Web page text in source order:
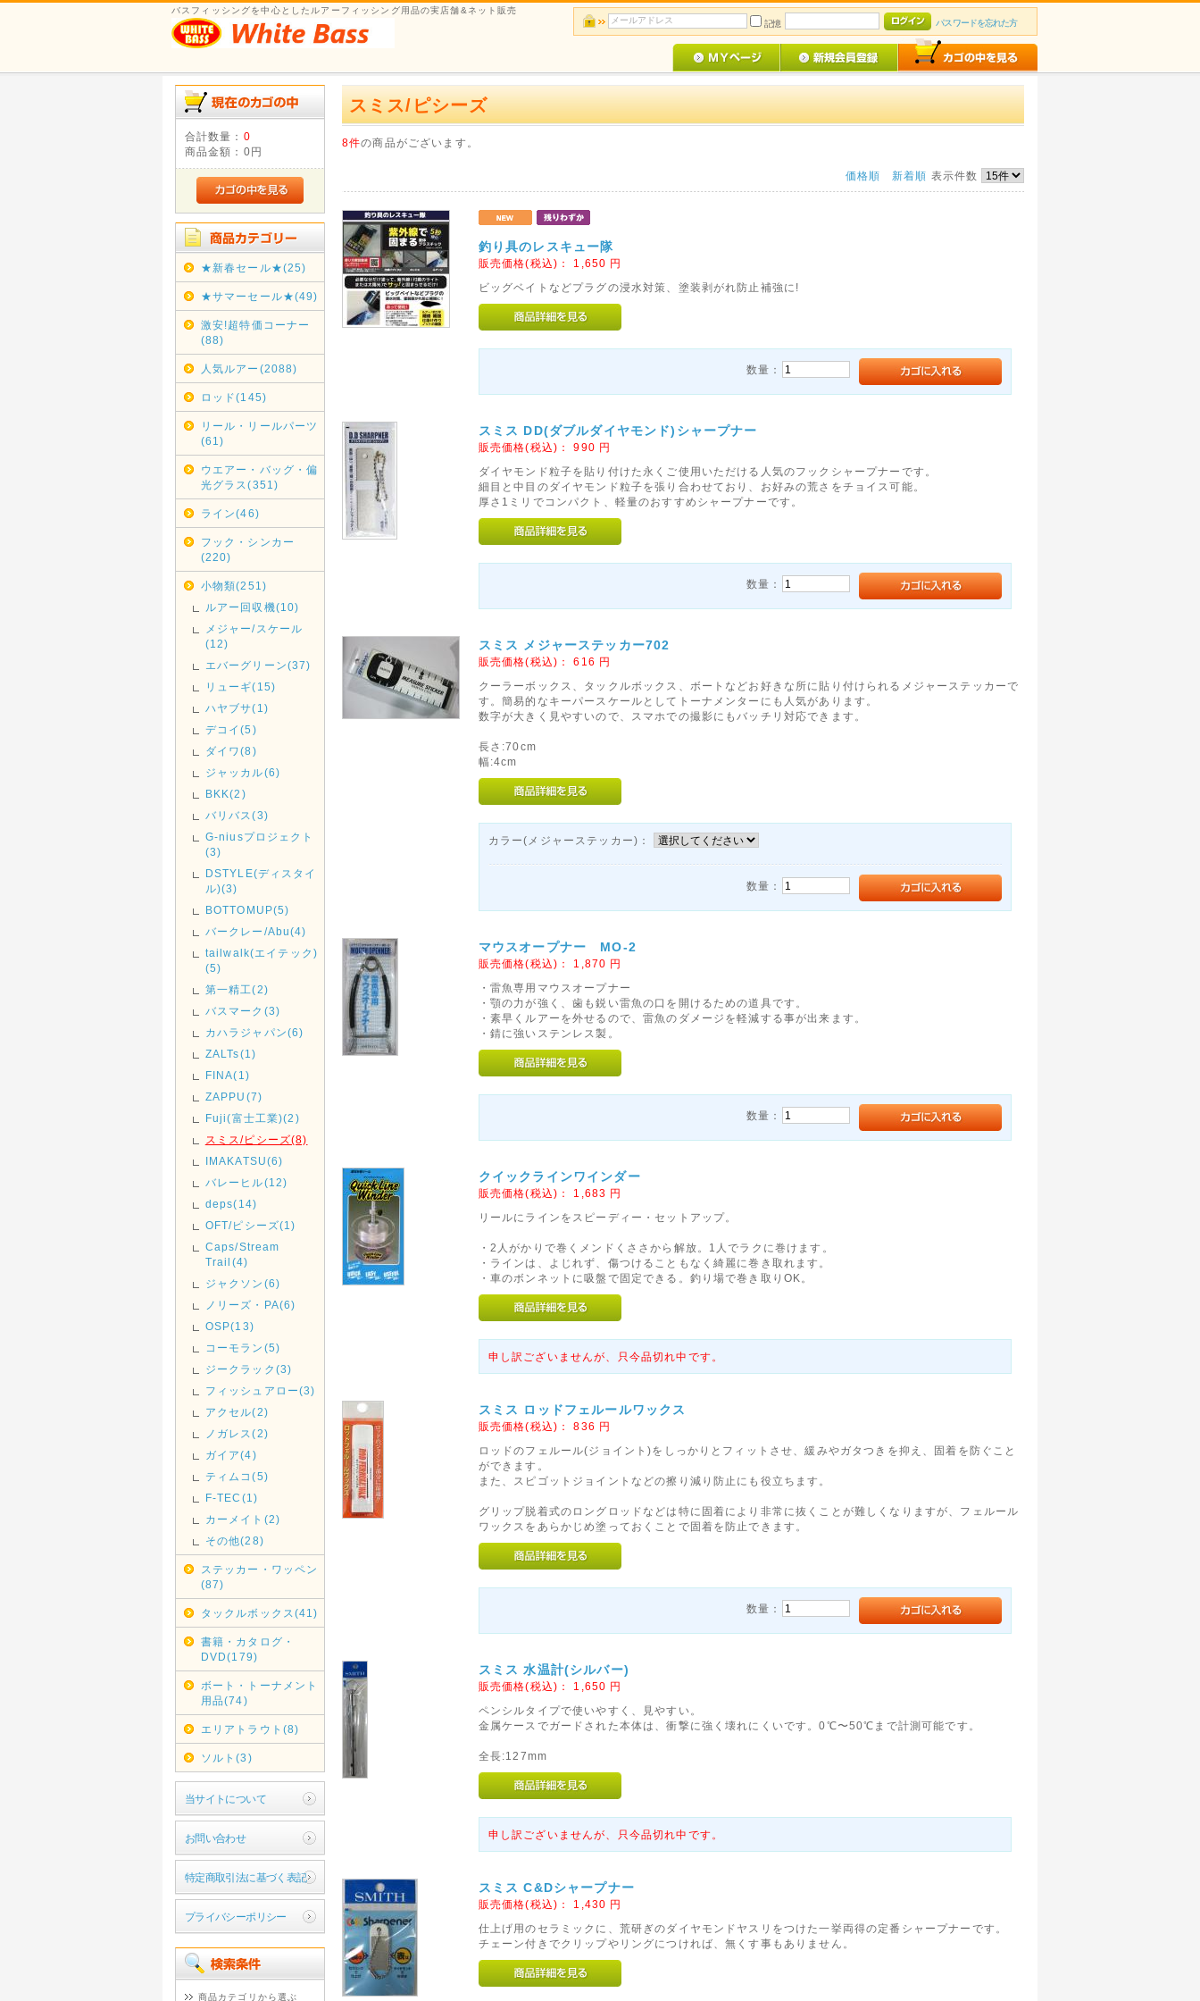
バスフィッシングを中心としたルアーフィッシング用品の実店舗&ネット販売
記憶
パスワードを忘れた方
合計数量： 0
商品金額： 0円
★新春セール★(25)
★サマーセール★(49)
激安!超特価コーナー
(88)
人気ルアー(2088)
ロッド(145)
リール・リールパーツ
(61)
ウエアー・バッグ・偏
光グラス(351)
ライン(46)
フック・シンカー
(220)
小物類(251)
ルアー回収機(10)
メジャー/スケール
(12)
エバーグリーン(37)
リューギ(15)
ハヤブサ(1)
デコイ(5)
ダイワ(8)
ジャッカル(6)
BKK(2)
バリバス(3)
G-niusプロジェクト
(3)
DSTYLE(ディスタイ
ル)(3)
BOTTOMUP(5)
バークレー/Abu(4)
tailwalk(エイテック)
(5)
第一精工(2)
バスマーク(3)
カハラジャパン(6)
ZALTs(1)
FINA(1)
ZAPPU(7)
Fuji(富士工業)(2)
スミス/ピシーズ(8)
IMAKATSU(6)
バレーヒル(12)
deps(14)
OFT/ピシーズ(1)
Caps/Stream
Trail(4)
ジャクソン(6)
ノリーズ・PA(6)
OSP(13)
コーモラン(5)
ジークラック(3)
フィッシュアロー(3)
アクセル(2)
ノガレス(2)
ガイア(4)
ティムコ(5)
F-TEC(1)
カーメイト(2)
その他(28)
ステッカー・ワッペン
(87)
タックルボックス(41)
書籍・カタログ・
DVD(179)
ボート・トーナメント
用品(74)
エリアトラウト(8)
ソルト(3)
当サイトについて
お問い合わせ
特定商取引法に基づく表記
プライバシーポリシー
商品カテゴリから選ぶ
スミス/ピシーズ
8件の商品がございます。
価格順 新着順 表示件数
釣り具のレスキュー隊
販売価格(税込)： 1,650 円
ビッグベイトなどプラグの浸水対策、塗装剥がれ防止補強に!
数量：
スミス DD(ダブルダイヤモンド)シャープナー
販売価格(税込)：990 円
ダイヤモンド粒子を貼り付けた永くご使用いただける人気のフックシャープナーです。
細目と中目のダイヤモンド粒子を張り合わせており、お好みの荒さをチョイス可能。
厚さ1ミリでコンパクト、軽量のおすすめシャープナーです。
数量：
スミス メジャーステッカー702
販売価格(税込)：616 円
クーラーボックス、タックルボックス、ボートなどお好きな所に貼り付けられるメジャーステッカーで
す。簡易的なキーパースケールとしてトーナメンターにも人気があります。
数字が大きく見やすいので、スマホでの撮影にもバッチリ対応できます。
長さ:70cm
幅:4cm
カラー(メジャーステッカー)：
数量：
マウスオープナー MO-2
販売価格(税込)： 1,870 円
・雷魚専用マウスオープナー
・顎の力が強く、歯も鋭い雷魚の口を開けるための道具です。
・素早くルアーを外せるので、雷魚のダメージを軽減する事が出来ます。
・錆に強いステンレス製。
数量：
クイックラインワインダー
販売価格(税込)： 1,683 円
リールにラインをスピーディー・セットアップ。
・2人がかりで巻くメンドくささから解放。1人でラクに巻けます。
・ラインは、よじれず、傷つけることもなく綺麗に巻き取れます。
・車のボンネットに吸盤で固定できる。釣り場で巻き取りOK。
申し訳ございませんが、只今品切れ中です。
スミス ロッドフェルールワックス
販売価格(税込)：836 円
ロッドのフェルール(ジョイント)をしっかりとフィットさせ、緩みやガタつきを抑え、固着を防ぐこと
ができます。
また、スピゴットジョイントなどの擦り減り防止にも役立ちます。
グリップ脱着式のロングロッドなどは特に固着により非常に抜くことが難しくなりますが、フェルール
ワックスをあらかじめ塗っておくことで固着を防止できます。
数量：
スミス 水温計(シルバー)
販売価格(税込)： 1,650 円
ペンシルタイプで使いやすく、見やすい。
金属ケースでガードされた本体は、衝撃に強く壊れにくいです。0℃〜50℃まで計測可能です。
全長:127mm
申し訳ございませんが、只今品切れ中です。
スミス C&Dシャープナー
販売価格(税込)： 1,430 円
仕上げ用のセラミックに、荒研ぎのダイヤモンドヤスリをつけた一挙両得の定番シャープナーです。
チェーン付きでクリップやリングにつければ、無くす事もありません。